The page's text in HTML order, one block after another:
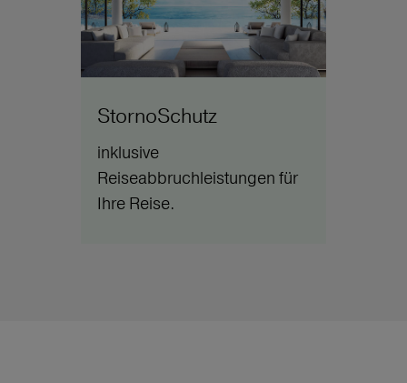
StornoSchutz
inklusive
Reiseabbruchleistungen für
Ihre Reise.